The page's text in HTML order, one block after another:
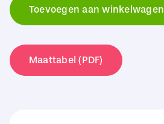
Retro
aantal
Toevoegen aan winkelwagen
Maattabel (PDF)